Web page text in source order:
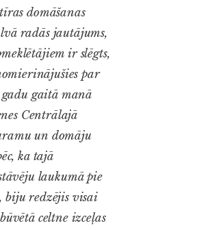
domāšanas
radās jautājums,
ir slēgts,
par
gaitā manā
Centrālajā
un domāju
ka tajā
laukumā pie
biju redzējis visai
celtne izceļas